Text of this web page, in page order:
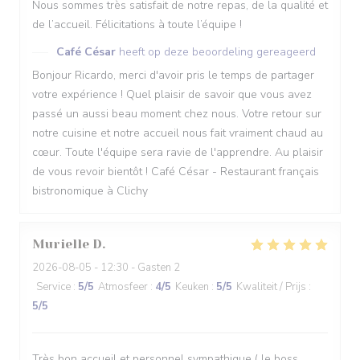
Nous sommes très satisfait de notre repas, de la qualité et
de l’accueil. Félicitations à toute l’équipe !
Café César heeft op deze beoordeling gereageerd
Bonjour Ricardo, merci d'avoir pris le temps de partager
votre expérience ! Quel plaisir de savoir que vous avez
passé un aussi beau moment chez nous. Votre retour sur
notre cuisine et notre accueil nous fait vraiment chaud au
cœur. Toute l'équipe sera ravie de l'apprendre. Au plaisir
de vous revoir bientôt ! Café César - Restaurant français
bistronomique à Clichy
Murielle D
2026-08-05 - 12:30 - Gasten 2
Service : 5/5 Atmosfeer : 4/5 Keuken : 5/5 Kwaliteit / Prijs :
5/5